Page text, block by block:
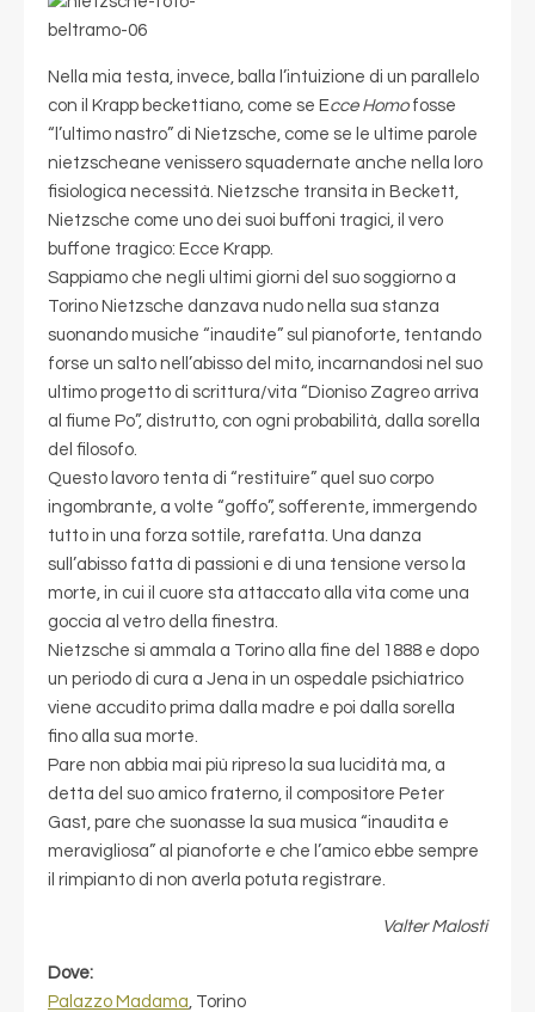
Nella mia testa, invece, balla l’intuizione di un parallelo
con il Krapp beckettiano, come se Ecce Homofosse
“l’ultimo nastro” di Nietzsche, come se le ultime parole
nietzscheane venissero squadernate anche nella loro
fisiologica necessità. Nietzsche transita in Beckett,
Nietzsche come uno dei suoi buffoni tragici, il vero
buffone tragico: Ecce Krapp.
Sappiamo che negli ultimi giorni del suo soggiorno a
Torino Nietzsche danzava nudo nella sua stanza
suonando musiche “inaudite” sul pianoforte, tentando
forse un salto nell’abisso del mito, incarnandosi nel suo
ultimo progetto di scrittura/vita “Dioniso Zagreo arriva
al fiume Po”, distrutto, con ogni probabilità, dalla sorella
del filosofo.
Questo lavoro tenta di “restituire” quel suo corpo
ingombrante, a volte “goffo”, sofferente, immergendo
tutto in una forza sottile, rarefatta. Una danza
sull’abisso fatta di passioni e di una tensione verso la
morte, in cui il cuore sta attaccato alla vita come una
goccia al vetro della finestra.
Nietzsche si ammala a Torino alla fine del 1888 e dopo
un periodo di cura a Jena in un ospedale psichiatrico
viene accudito prima dalla madre e poi dalla sorella
fino alla sua morte.
Pare non abbia mai più ripreso la sua lucidità ma, a
detta del suo amico fraterno, il compositore Peter
Gast, pare che suonasse la sua musica “inaudita e
meravigliosa” al pianoforte e che l’amico ebbe sempre
il rimpianto di non averla potuta registrare.
Valter Malosti
Dove:
Palazzo Madama , Torino